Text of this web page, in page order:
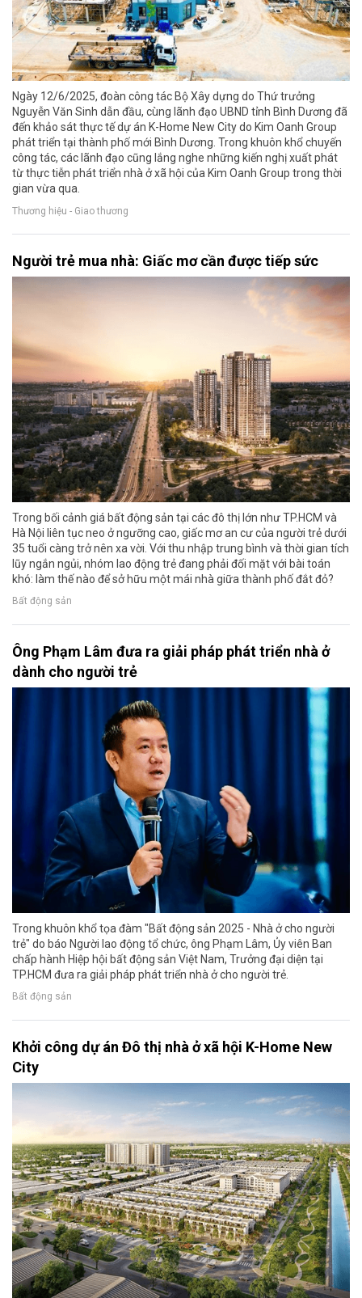
Ngày 12/6/2025, đoàn công tác Bộ Xây dựng do Thứ trưởng
Nguyễn Văn Sinh dẫn đầu, cùng lãnh đạo UBND tỉnh Bình Dương đã
đến khảo sát thực tế dự án K-Home New City do Kim Oanh Group
phát triển tại thành phố mới Bình Dương. Trong khuôn khổ chuyến
công tác, các lãnh đạo cũng lắng nghe những kiến nghị xuất phát
từ thực tiễn phát triển nhà ở xã hội của Kim Oanh Group trong thời
gian vừa qua.
Thương hiệu - Giao thương
Người trẻ mua nhà: Giấc mơ cần được tiếp sức
Trong bối cảnh giá bất động sản tại các đô thị lớn như TP.HCM và
Hà Nội liên tục neo ở ngưỡng cao, giấc mơ an cư của người trẻ dưới
35 tuổi càng trở nên xa vời. Với thu nhập trung bình và thời gian tích
lũy ngắn ngủi, nhóm lao động trẻ đang phải đối mặt với bài toán
khó: làm thế nào để sở hữu một mái nhà giữa thành phố đắt đỏ?
Bất động sản
Ông Phạm Lâm đưa ra giải pháp phát triển nhà ở
dành cho người trẻ
Trong khuôn khổ tọa đàm "Bất động sản 2025 - Nhà ở cho người
trẻ" do báo Người lao động tổ chức, ông Phạm Lâm, Ủy viên Ban
chấp hành Hiệp hội bất động sản Việt Nam, Trưởng đại diện tại
TP.HCM đưa ra giải pháp phát triển nhà ở cho người trẻ.
Bất động sản
Khởi công dự án Đô thị nhà ở xã hội K-Home New
City